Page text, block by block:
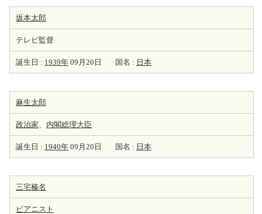
坂本太郎
テレビ監督
誕生日 : 1939年 09月20日 国名 : 日本
麻生太郎
政治家、 内閣総理大臣
誕生日 : 1940年 09月20日 国名 : 日本
三宅榛名
ピアニスト